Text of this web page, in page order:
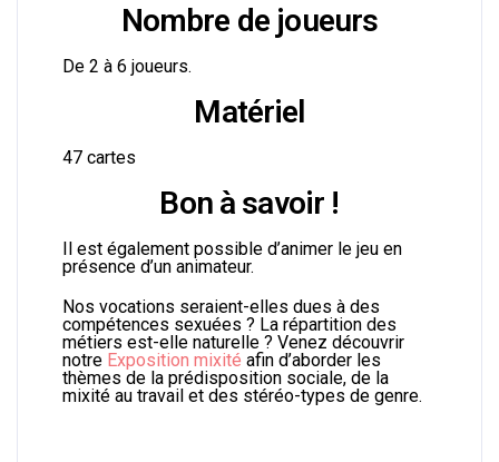
Nombre de joueurs
De 2 à 6 joueurs.
Matériel
47 cartes
Bon à savoir !
Il est également possible d’animer le jeu en
présence d’un animateur.
Nos vocations seraient-elles dues à des
compétences sexuées ? La répartition des
métiers est-elle naturelle ? Venez découvrir
notre Exposition mixité afin d’aborder les
thèmes de la prédisposition sociale, de la
mixité au travail et des stéréo-types de genre.